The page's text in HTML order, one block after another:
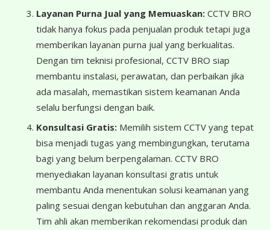
Layanan Purna Jual yang Memuaskan: CCTV BRO
tidak hanya fokus pada penjualan produk tetapi juga
memberikan layanan purna jual yang berkualitas.
Dengan tim teknisi profesional, CCTV BRO siap
membantu instalasi, perawatan, dan perbaikan jika
ada masalah, memastikan sistem keamanan Anda
selalu berfungsi dengan baik.
Konsultasi Gratis: Memilih sistem CCTV yang tepat
bisa menjadi tugas yang membingungkan, terutama
bagi yang belum berpengalaman. CCTV BRO
menyediakan layanan konsultasi gratis untuk
membantu Anda menentukan solusi keamanan yang
paling sesuai dengan kebutuhan dan anggaran Anda.
Tim ahli akan memberikan rekomendasi produk dan